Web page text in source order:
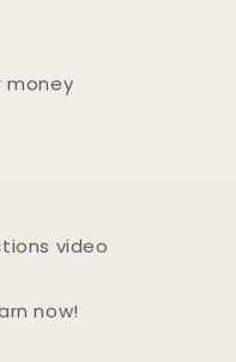
money
video
now!